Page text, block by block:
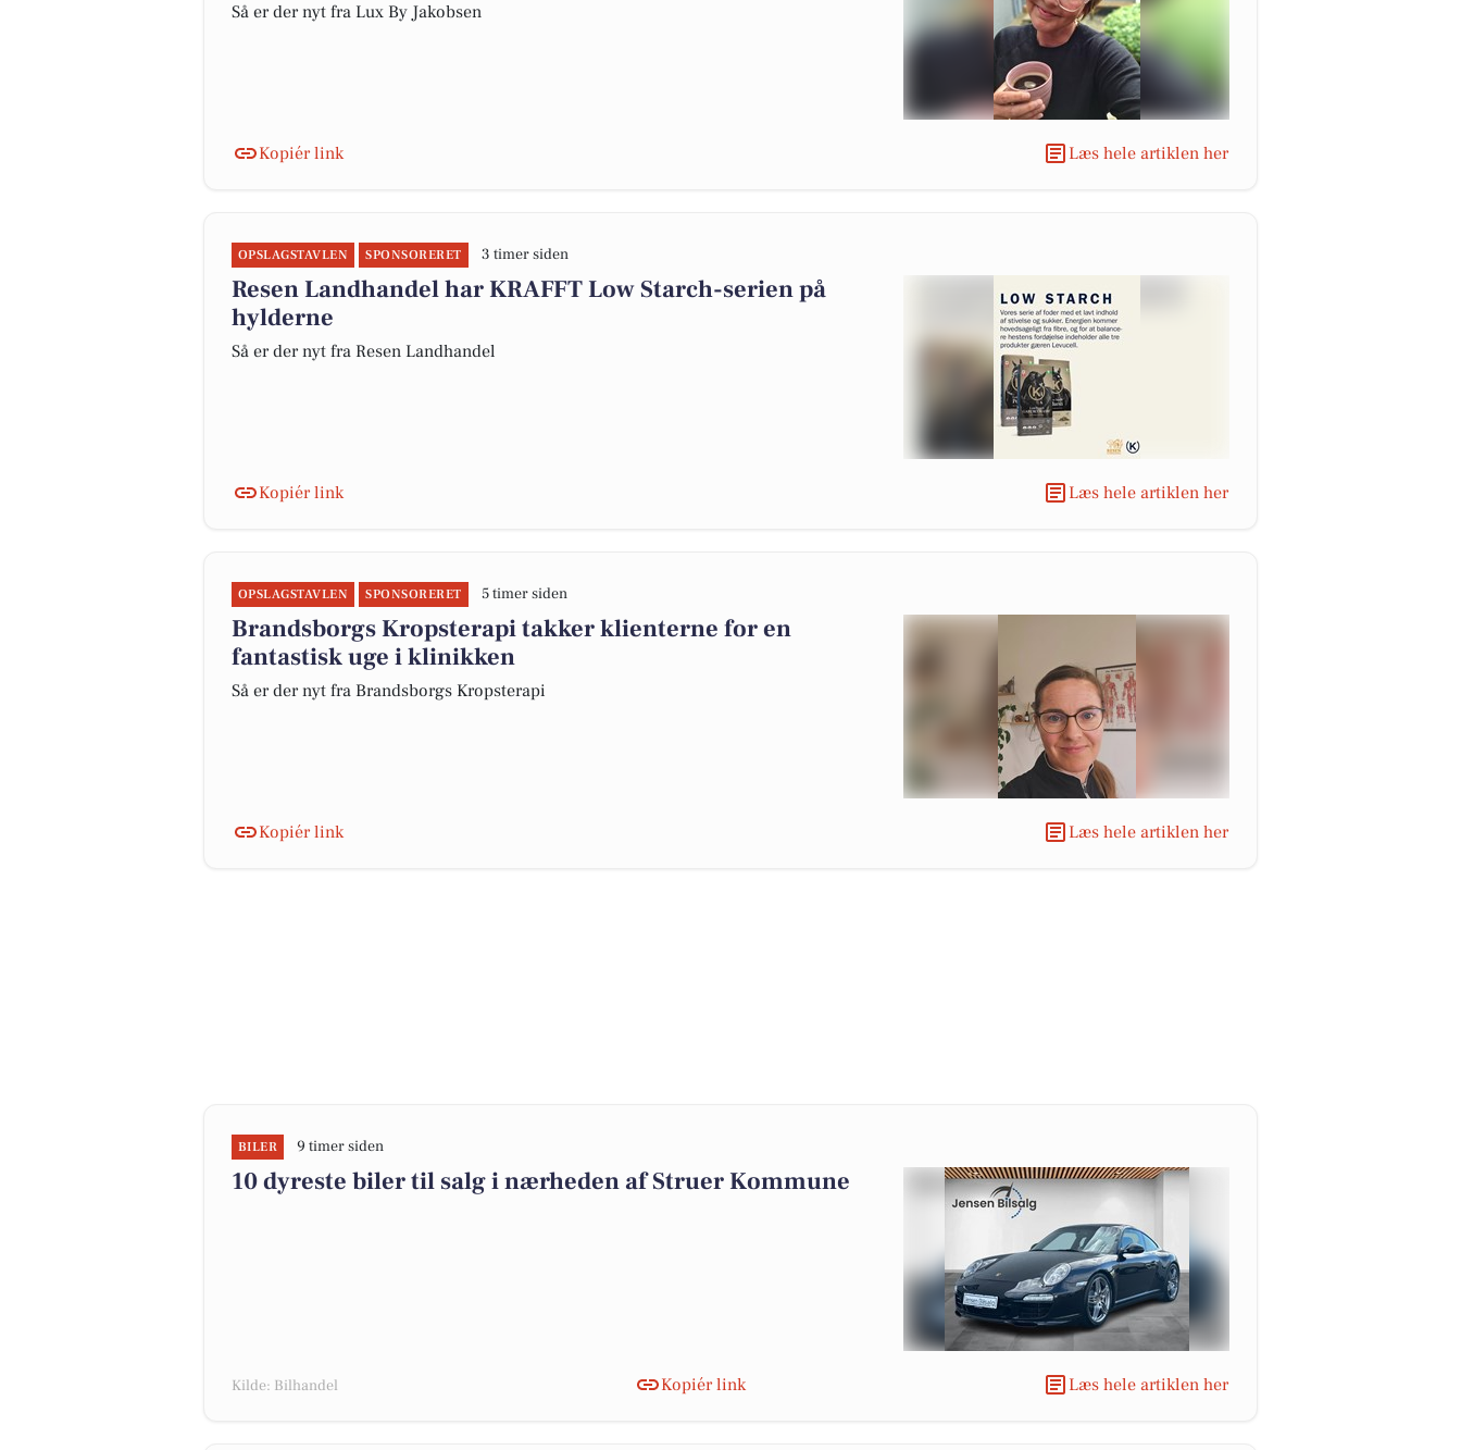
Så er der nyt fra Lux By Jakobsen
Kopiér link Læs hele artiklen her
OPSLAGSTAVLEN SPONSORERET 3 timer siden
Resen Landhandel har KRAFFT Low Starch-serien på
hylderne
Så er der nyt fra Resen Landhandel
Kopiér link Læs hele artiklen her
OPSLAGSTAVLEN SPONSORERET 5 timer siden
Brandsborgs Kropsterapi takker klienterne for en
fantastisk uge i klinikken
Så er der nyt fra Brandsborgs Kropsterapi
Kopiér link Læs hele artiklen her
BILER 9 timer siden
10 dyreste biler til salg i nærheden af Struer Kommune
Kilde: Bilhandel Kopiér link Læs hele artiklen her